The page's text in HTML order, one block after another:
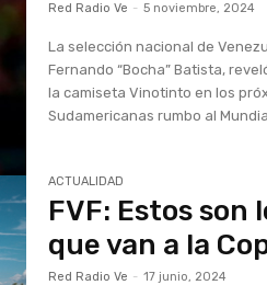
Red Radio Ve - 5 noviembre, 2024
La selección nacional de
Fernando “Bocha” Batista,
la camiseta Vinotinto en los
Sudamericanas rumbo al
ACTUALIDAD
FVF: Estos
que van a la
Red Radio Ve - 17 junio, 2024